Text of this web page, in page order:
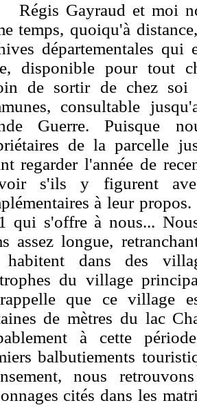
Gayraud et moi
temps, quoiqu'à
départementales qui
disponible pour tout
de sortir de chez
consultable
Guerre. Puisque
de la parcelle
regarder l'année de
s'ils y figurent avec
à leur
qui s'offre à nous...
assez longue,
dans des
du village
que ce village
de mètres du lac
à cette
balbutiements
nous
cités dans les